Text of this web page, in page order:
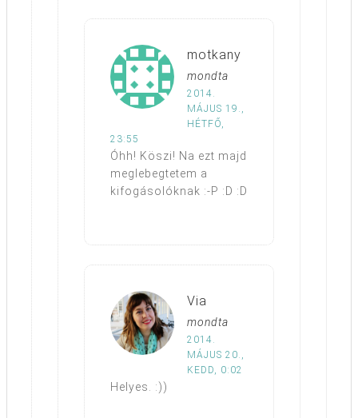
motkany
mondta
2014.
MÁJUS 19.,
HÉTFŐ,
23:55
Óhh! Köszi! Na ezt majd
meglebegtetem a
kifogásolóknak :-P :D :D
Via
mondta
2014.
MÁJUS 20.,
KEDD, 0:02
Helyes. :))